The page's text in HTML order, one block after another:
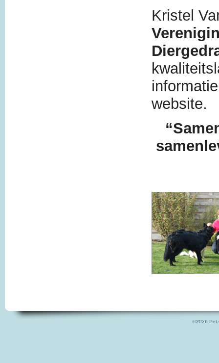
Kristel
website.
©2026 Pet-